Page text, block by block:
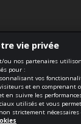
Terms of use
vie privée
nos partenaires
pour :
vos
et en comprenant
en suivre les
utilisés et vous
strictement